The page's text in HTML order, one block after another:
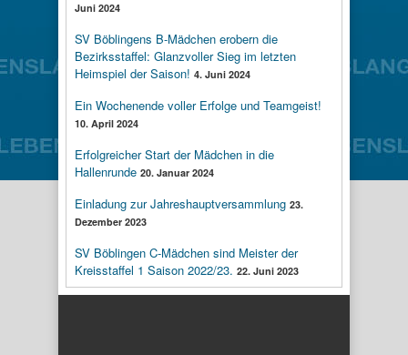
Juni 2024
SV Böblingens B-Mädchen erobern die
Bezirksstaffel: Glanzvoller Sieg im letzten
Heimspiel der Saison! 4. Juni 2024
Ein Wochenende voller Erfolge und Teamgeist!
10. April 2024
Erfolgreicher Start der Mädchen in die
Hallenrunde 20. Januar 2024
Einladung zur Jahreshauptversammlung 23.
Dezember 2023
SV Böblingen C-Mädchen sind Meister der
Kreisstaffel 1 Saison 2022/23. 22. Juni 2023